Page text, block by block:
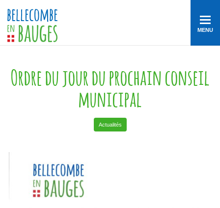
MENU
Ordre du jour du prochain conseil
municipal
Actualités